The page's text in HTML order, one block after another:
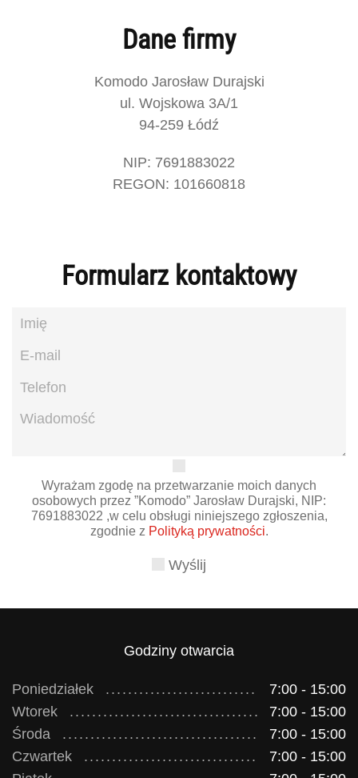
Dane firmy
Komodo Jarosław Durajski
ul. Wojskowa 3A/1
94-259 Łódź
NIP: 7691883022
REGON: 101660818
Formularz kontaktowy
Wyrażam zgodę na przetwarzanie moich danych
osobowych przez ”Komodo” Jarosław Durajski, NIP:
7691883022 ,w celu obsługi niniejszego zgłoszenia,
zgodnie z Polityką prywatności.
Wyślij
Godziny otwarcia
Poniedziałek
7:00 - 15:00
Wtorek
7:00 - 15:00
Środa
7:00 - 15:00
Czwartek
7:00 - 15:00